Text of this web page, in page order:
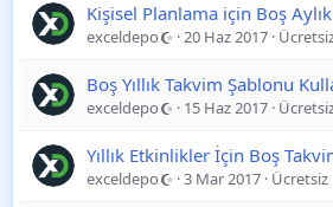
exceldepo 20 Haz 2017
Boş Yıllık Takvim Şablonu
exceldepo 15 Haz 2017
Yıllık Etkinlikler İçin Boş
exceldepo 3 Mar 2017 Ücretsiz